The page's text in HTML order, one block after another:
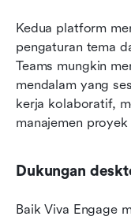
Kedua platform
pengaturan tema
Teams mungkin
mendalam yang
kerja kolaboratif,
manajemen
Dukungan
Baik Viva Engage